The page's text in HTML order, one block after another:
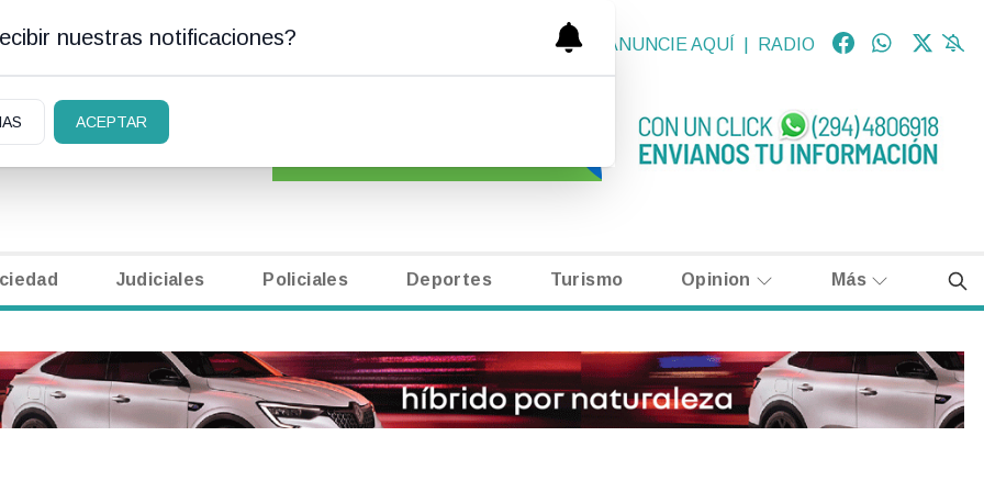
DE BARILOCHE CLASIFICADOS NECROLÓGICAS ANUNCIE AQUÍ RADIO
Judiciales Policiales Deportes Turismo Opinion Más
nuestras notificaciones?
ACEPTAR